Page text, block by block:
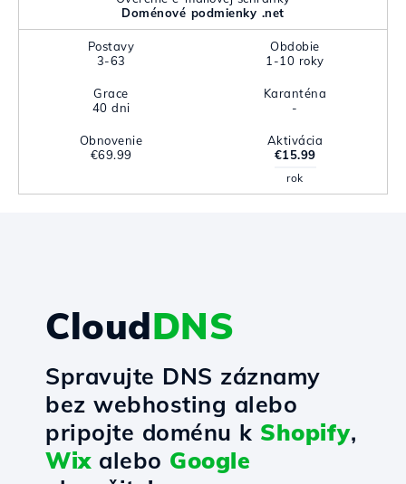
Doménové podmienky .net
Postavy
3-63
Obdobie
1-10 roky
Grace
40 dni
Karanténa
-
Obnovenie
€69.99
Aktivácia
€15.99
rok
CloudDNS
Spravujte DNS záznamy
bez webhosting alebo
pripojte doménu k Shopify,
Wixalebo Google